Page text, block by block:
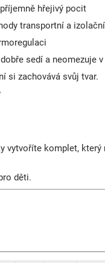
hřejivý pocit
transportní a
sedí a neomezuje v
si zachovává svůj tvar.
vytvoříte komplet, který
děti.